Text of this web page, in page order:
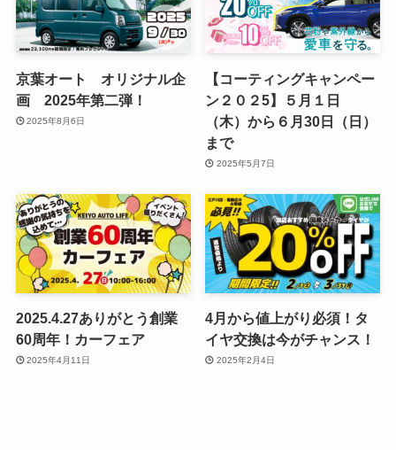
京葉オート オリジナル企
画 2025年第二弾！
2025年8月6日
【コーティングキャンペー
ン２０２5】５月１日
（木）から６月30日（日）
まで
2025年5月7日
2025.4.27ありがとう創業
60周年！カーフェア
2025年4月11日
4月から値上がり必須！タ
イヤ交換は今がチャンス！
2025年2月4日